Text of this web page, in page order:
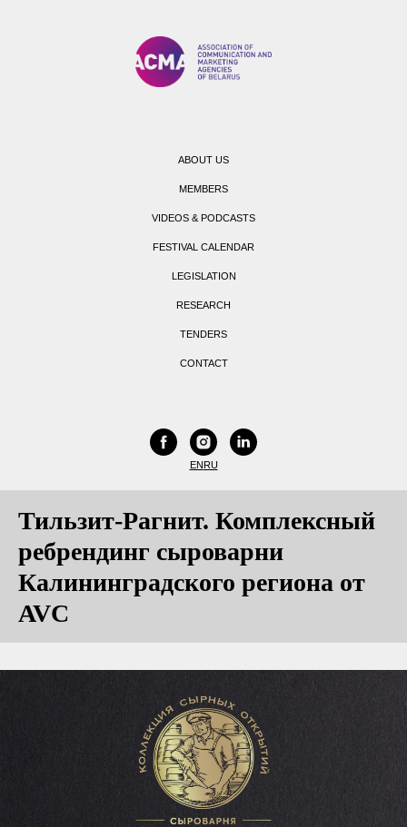
ABOUT US
MEMBERS
VIDEOS & PODCASTS
FESTIVAL CALENDAR
LEGISLATION
RESEARCH
TENDERS
CONTACT
ENRU
Тильзит-Рагнит. Комплексный
ребрендинг сыроварни
Калининградского региона от
AVC